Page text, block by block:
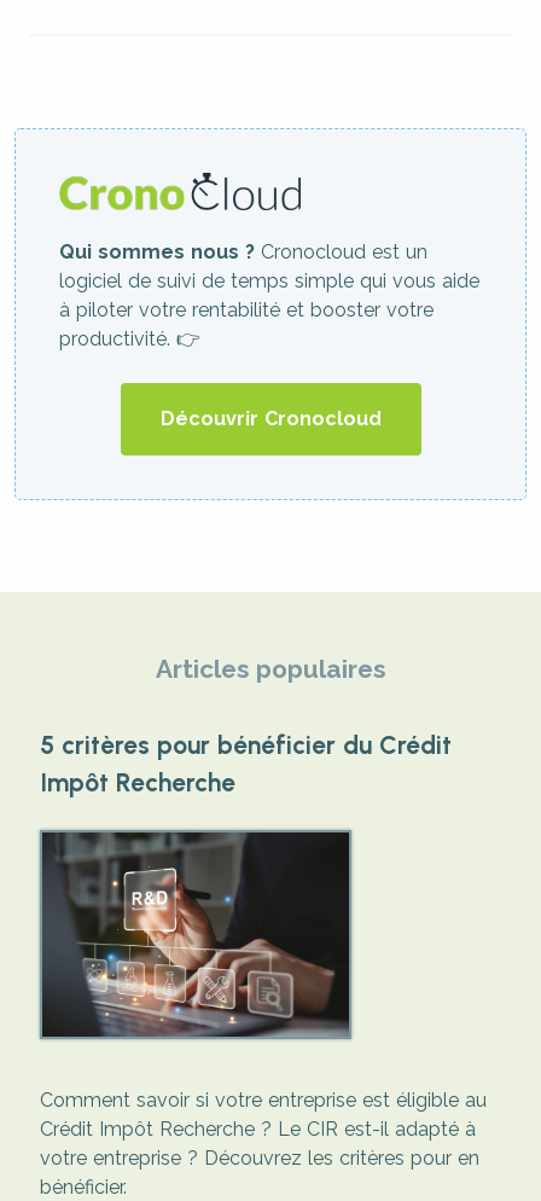
Qui sommes nous ? Cronocloud est un
logiciel de suivi de temps simple qui vous aide
à piloter votre rentabilité et booster votre
productivité. 👉
Découvrir Cronocloud
Articles populaires
5 critères pour bénéficier du Crédit
Impôt Recherche
Comment savoir si votre entreprise est éligible au
Crédit Impôt Recherche ? Le CIR est-il adapté à
votre entreprise ? Découvrez les critères pour en
bénéficier.